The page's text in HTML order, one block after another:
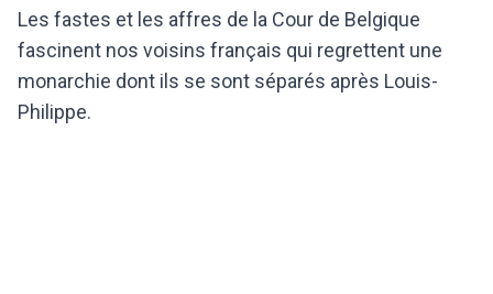
Les fastes et les affres de la Cour de Belgique
fascinent nos voisins français qui regrettent une
monarchie dont ils se sont séparés après Louis-
Philippe.